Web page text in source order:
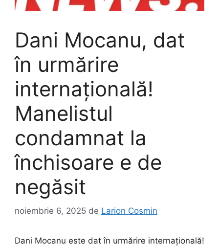
Dani Mocanu, dat
în urmărire
internațională!
Manelistul
condamnat la
închisoare e de
negăsit
noiembrie 6, 2025 de Larion Cosmin
Dani Mocanu este dat în urmărire internațională!